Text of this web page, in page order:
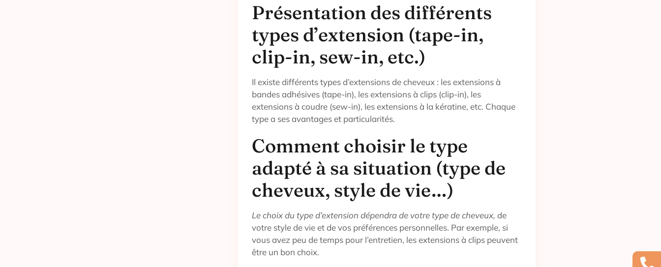
Présentation des différents
types d’extension (tape-in,
clip-in, sew-in, etc.)
Il existe différents types d’extensions de cheveux : les extensions à
bandes adhésives (tape-in), les extensions à clips (clip-in), les
extensions à coudre (sew-in), les extensions à la kératine, etc. Chaque
type a ses avantages et particularités.
Comment choisir le type
adapté à sa situation (type de
cheveux, style de vie…)
Le choix du type d’extension dépendra de votre type de cheveux,de
votre style de vie et de vos préférences personnelles. Par exemple, si
vous avez peu de temps pour l’entretien, les extensions à clips peuvent
être un bon choix.